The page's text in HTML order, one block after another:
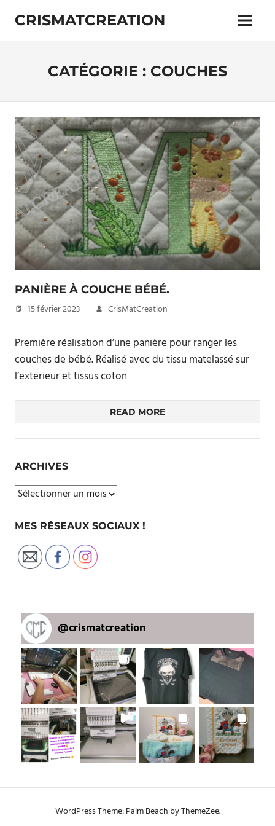
content
CRISMATCREATION Menu
CATÉGORIE : COUCHES
PANIÈRE À COUCHE BÉBÉ.
15 février 2023 CrisMatCreation
Première réalisation d’une panière pour ranger les
couches de bébé. Réalisé avec du tissu matelassé sur
l’exterieur et tissus coton
READ MORE
ARCHIVES
Archives
MES RÉSEAUX SOCIAUX !
@crismatcreation
WordPress Theme: Palm Beach by ThemeZee.